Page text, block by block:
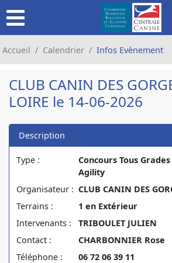
Accueil Calendrier Infos Evènement
CLUB CANIN DES
LOIRE le 14-06-2026
Description
Type :
Concours Tous
Agility
Organisateur : CLUB CANIN DES
Terrains :
1 en Extérieur
Intervenants :
TRIBOULET JULIEN
Contact :
CHARBONNIER Rose
Téléphone :
06 72 06 39 11